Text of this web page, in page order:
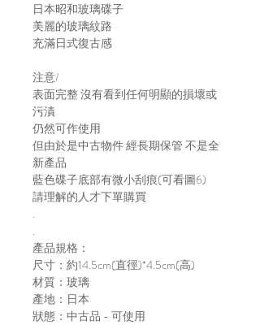
日本昭和玻璃碟子
美麗的玻璃紋路
充滿日式復古感
注意/
表面完整 沒有看到任何明顯的損壞或
污漬
仍然可作使用
但由於是中古物件 經長期保管 不是全
新產品
藍色碟子底部有微小刮痕(可看圖6)
請理解的人才下單購買
.
.
產品規格：
尺寸：約14.5cm(直徑)*4.5cm(高)
材質：玻璃
產地：日本
狀態：中古品 - 可使用